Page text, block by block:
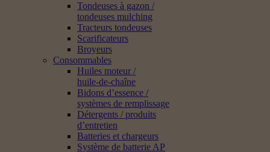
Tondeuses à gazon /
tondeuses mulching
Tracteurs tondeuses
Scarificateurs
Broyeurs
Consommables
Huiles moteur /
huile-de-chaîne
Bidons d’essence /
systèmes de remplissage
Détergents / produits
d’entretien
Batteries et chargeurs
Système de batterie AP